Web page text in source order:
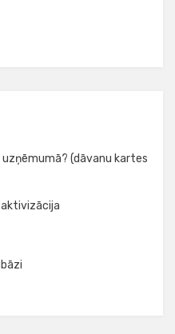
(dāvanu kartes
aktivizācija